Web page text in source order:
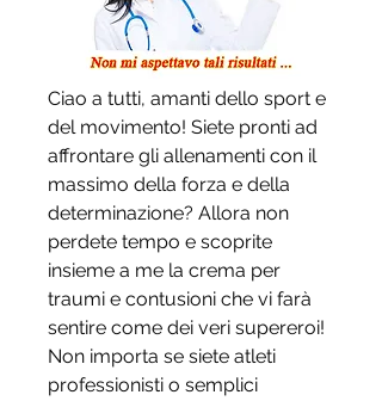
Ciao a tutti, amanti dello sport e
del movimento! Siete pronti ad
affrontare gli allenamenti con il
massimo della forza e della
determinazione? Allora non
perdete tempo e scoprite
insieme a me la crema per
traumi e contusioni che vi farà
sentire come dei veri supereroi!
Non importa se siete atleti
professionisti o semplici